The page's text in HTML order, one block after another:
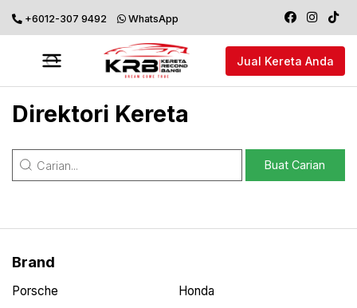
+6012-307 9492 WhatsApp
Jual Kereta Anda
Direktori Kereta
Brand
Porsche
Honda